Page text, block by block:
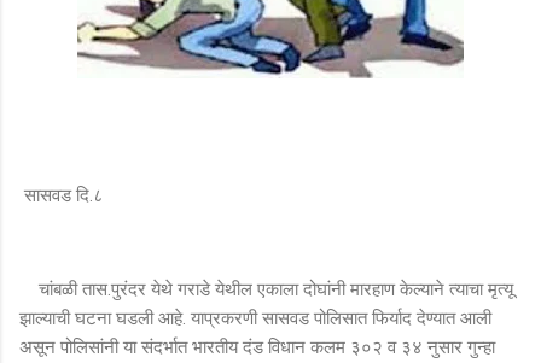
सासवड दि.८
चांबळी तास.पुरंदर येथे गराडे येथील एकाला दोघांनी मारहाण केल्याने त्याचा मृत्यू
झाल्याची घटना घडली आहे. याप्रकरणी सासवड पोलिसात फिर्याद देण्यात आली
असून पोलिसांनी या संदर्भात भारतीय दंड विधान कलम ३०२ व ३४ नुसार गुन्हा